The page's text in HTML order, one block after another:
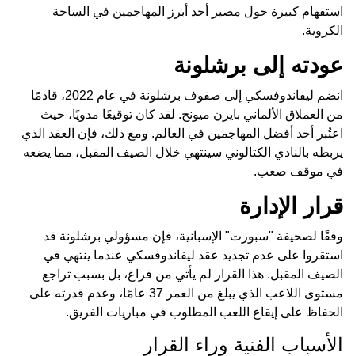
استفهام كبيرة حول مصير أحد أبرز المهاجمين في الساحة
الكروية.
عودته إلى برشلونة
انضم ليفاندوفسكي إلى صفوف برشلونة في عام 2022، قادمًا
من العملاق الألماني بايرن ميونخ. لقد كان توقيعًا مدويًا، حيث
اعتُبر أحد أفضل المهاجمين في العالم. ومع ذلك، فإن العقد الذي
يربطه بالنادي الكتالوني سينتهي خلال الصيف المقبل، مما يضعه
في موقف صعب.
قرار الإدارة
وفقًا لصحيفة "سبورت" الإسبانية، فإن مسؤولي برشلونة قد
استقروا على عدم تجديد عقد ليفاندوفسكي عندما ينتهي في
الصيف المقبل. هذا القرار لم يأتي من فراغ، بل بسبب تراجع
مستوى اللاعب الذي يبلغ من العمر 37 عامًا، وعدم قدرته على
الحفاظ على إيقاع اللعب المطلوب في مباريات الفريق.
الأسباب الفنية وراء القرار